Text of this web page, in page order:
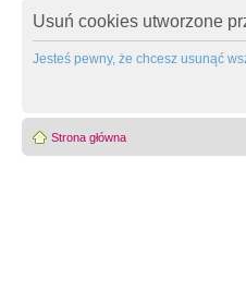
Usuń cookies utworzone
Jesteś pewny, że chcesz usunąć
Strona główna